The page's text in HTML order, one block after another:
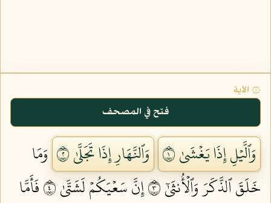
۞ الآية
فتح في المصحف
وَٱلَّيۡلِ إِذَا يَغۡشَىٰ ١ وَٱلنَّهَارِ إِذَا تَجَلَّىٰ ٢
وَمَا
خَلَقَ ٱلذَّكَرَ وَٱلۡأُنثَىٰٓ ٣
إِنَّ سَعۡيَكُمۡ لَشَتَّىٰ ٤
فَأَمَّا